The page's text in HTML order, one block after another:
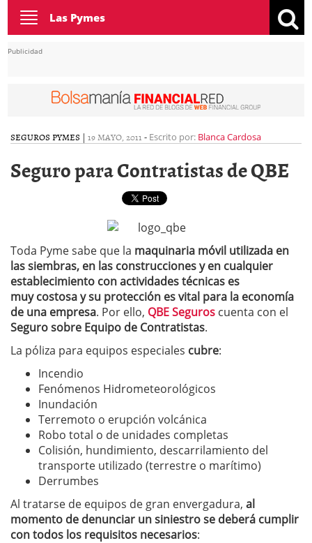
Toggle
navigation
Las Pymes
Publicidad
SEGUROS PYMES | 19 MAYO, 2011 - Escrito por: Blanca Cardosa
Seguro para Contratistas de QBE
Toda Pyme sabe que la maquinaria móvil utilizada en
las siembras, en las construcciones y en cualquier
establecimiento con actividades técnicas es
muy costosa y su protección es vital para la economía
de una empresa. Por ello, QBE Seguros cuenta con el
Seguro sobre Equipo de Contratistas.
La póliza para equipos especiales cubre:
Incendio
Fenómenos Hidrometeorológicos
Inundación
Terremoto o erupción volcánica
Robo total o de unidades completas
Colisión, hundimiento, descarrilamiento del
transporte utilizado (terrestre o marítimo)
Derrumbes
Al tratarse de equipos de gran envergadura, al
momento de denunciar un siniestro se deberá cumplir
con todos los requisitos necesarios: